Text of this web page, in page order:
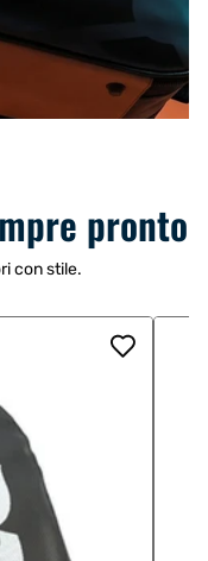
pronto
con stile.